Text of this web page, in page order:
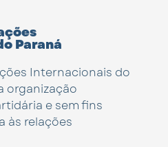
Paraná
Internacionais do
organização
e sem fins
às relações